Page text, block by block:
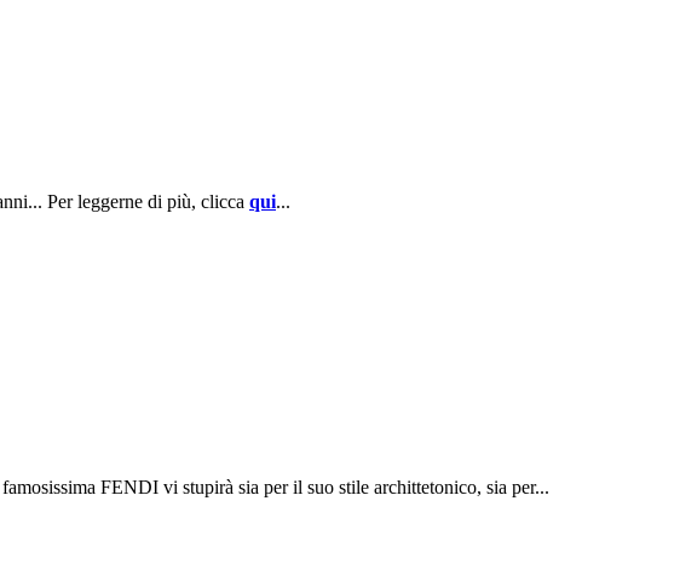
Per leggerne di più, clicca qui...
FENDI vi stupirà sia per il suo stile archittetonico, sia per...